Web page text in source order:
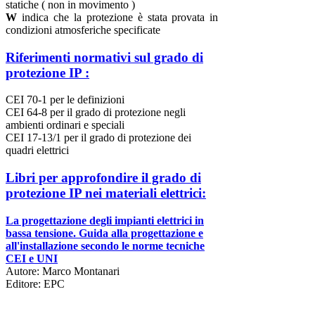
statiche ( non in movimento )
W indica che la protezione è stata provata in
condizioni atmosferiche specificate
Riferimenti normativi sul grado di
protezione IP :
CEI 70-1 per le definizioni
CEI 64-8 per il grado di protezione negli
ambienti ordinari e speciali
CEI 17-13/1 per il grado di protezione dei
quadri elettrici
Libri per approfondire il grado di
protezione IP nei materiali elettrici:
La progettazione degli impianti elettrici in
bassa tensione. Guida alla progettazione e
all'installazione secondo le norme tecniche
CEI e UNI
Autore: Marco Montanari
Editore: EPC